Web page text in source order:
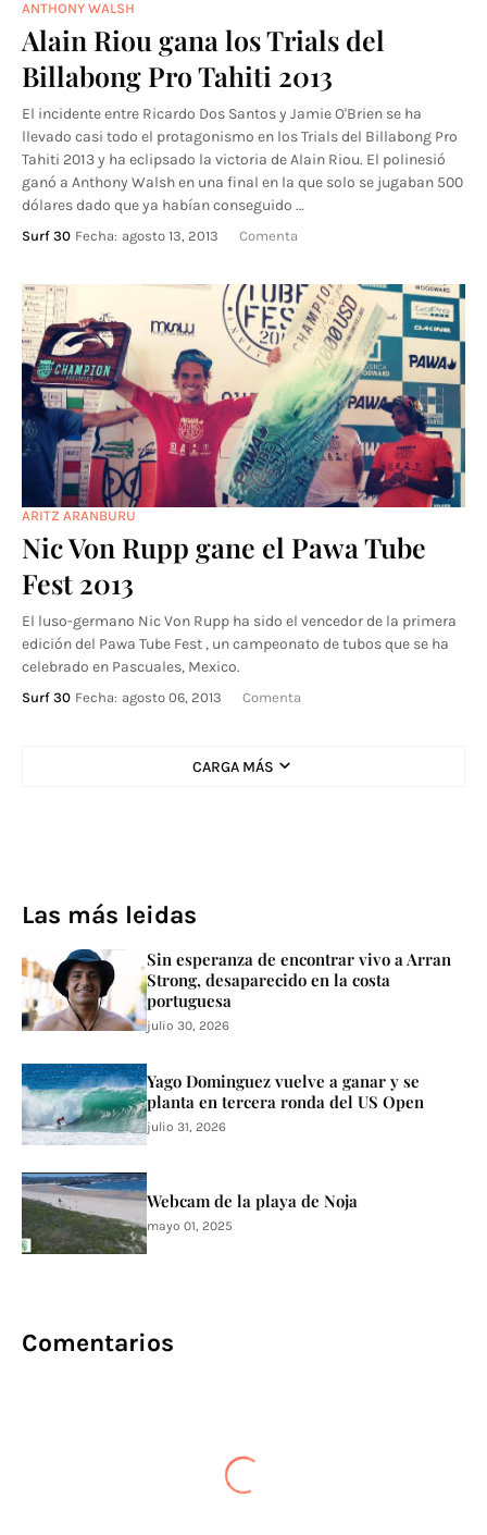
ANTHONY WALSH
Alain Riou gana los Trials del
Billabong Pro Tahiti 2013
El incidente entre Ricardo Dos Santos y Jamie O'Brien se ha
llevado casi todo el protagonismo en los Trials del Billabong Pro
Tahiti 2013 y ha eclipsado la victoria de Alain Riou. El polinesió
ganó a Anthony Walsh en una final en la que solo se jugaban 500
dólares dado que ya habían conseguido …
Surf 30 Fecha: agosto 13, 2013 Comenta
ARITZ ARANBURU
Nic Von Rupp gane el Pawa Tube
Fest 2013
El luso-germano Nic Von Rupp ha sido el vencedor de la primera
edición del Pawa Tube Fest , un campeonato de tubos que se ha
celebrado en Pascuales, Mexico.
Surf 30 Fecha: agosto 06, 2013 Comenta
CARGA MÁS
Las más leidas
Sin esperanza de encontrar vivo a Arran
Strong, desaparecido en la costa
portuguesa
julio 30, 2026
Yago Dominguez vuelve a ganar y se
planta en tercera ronda del US Open
julio 31, 2026
Webcam de la playa de Noja
mayo 01, 2025
Comentarios